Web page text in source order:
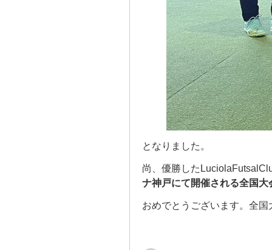
となりました。
尚、優勝した
ナ神戸にて開催される全国大
おめでとうございます。全